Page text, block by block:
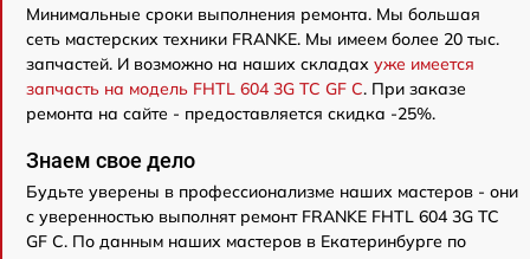
Минимальные сроки выполнения ремонта. Мы большая
сеть мастерских техники FRANKE. Мы имеем более 20 тыс.
запчастей. И возможно на наших складах уже имеется
запчасть на модель FHTL 604 3G TC GF C. При заказе
ремонта на сайте - предоставляется скидка -25%.
Знаем свое дело
Будьте уверены в профессионализме наших мастеров - они
с уверенностью выполнят ремонт FRANKE FHTL 604 3G TC
GF C. По данным наших мастеров в Екатеринбурге по